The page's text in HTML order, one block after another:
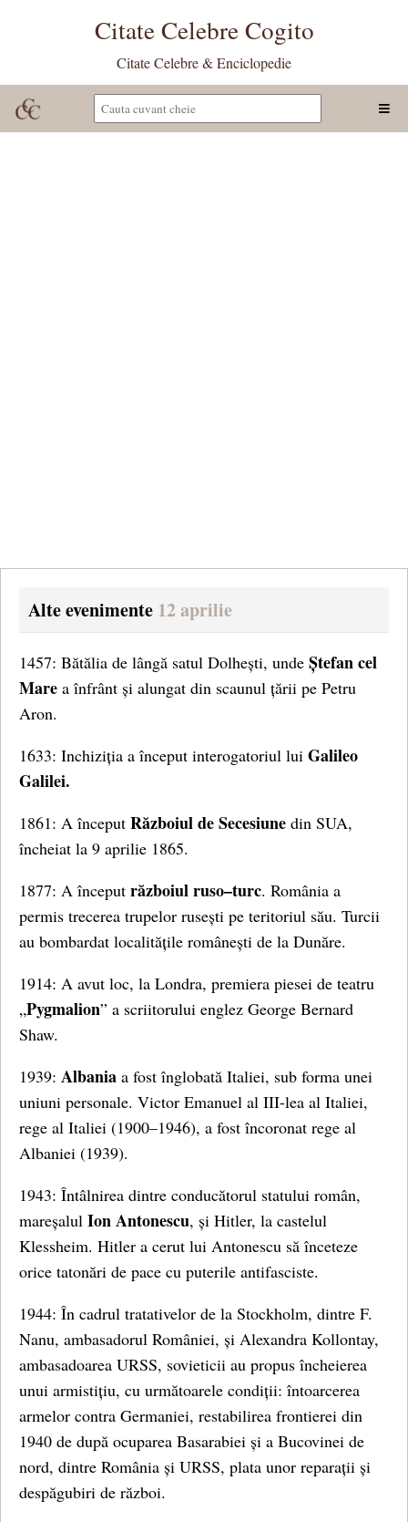
Citate Celebre Cogito
Citate Celebre & Enciclopedie
Alte evenimente 12 aprilie
1457: Bătălia de lângă satul Dolhești, unde Ștefan cel
Mare a înfrânt și alungat din scaunul țării pe Petru
Aron.
1633: Inchiziția a început interogatoriul lui Galileo
Galilei.
1861: A început Războiul de Secesiune din SUA,
încheiat la 9 aprilie 1865.
1877: A început războiul ruso–turc. România a
permis trecerea trupelor rusești pe teritoriul său. Turcii
au bombardat localitățile românești de la Dunăre.
1914: A avut loc, la Londra, premiera piesei de teatru
„Pygmalion” a scriitorului englez George Bernard
Shaw.
1939: Albania a fost înglobată Italiei, sub forma unei
uniuni personale. Victor Emanuel al III-lea al Italiei,
rege al Italiei (1900–1946), a fost încoronat rege al
Albaniei (1939).
1943: Întâlnirea dintre conducătorul statului român,
mareșalul Ion Antonescu, și Hitler, la castelul
Klessheim. Hitler a cerut lui Antonescu să înceteze
orice tatonări de pace cu puterile antifasciste.
1944: În cadrul tratativelor de la Stockholm, dintre F.
Nanu, ambasadorul României, și Alexandra Kollontay,
ambasadoarea URSS, sovieticii au propus încheierea
unui armistițiu, cu următoarele condiții: întoarcerea
armelor contra Germaniei, restabilirea frontierei din
1940 de după ocuparea Basarabiei și a Bucovinei de
nord, dintre România și URSS, plata unor reparații și
despăgubiri de război.